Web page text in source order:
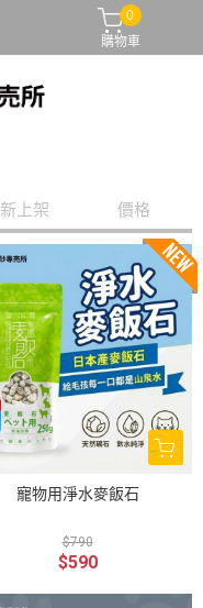
0
購物車
上架 價格
寵物用淨水麥飯石
$790
$590